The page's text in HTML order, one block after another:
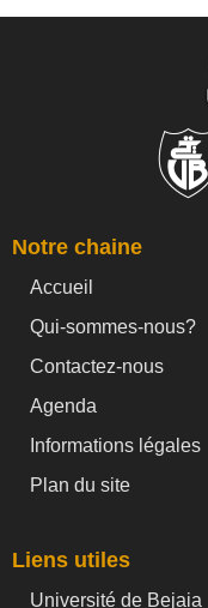
Notre chaine
Accueil
Qui-sommes-nous?
Contactez-nous
Agenda
Informations légales
Plan du site
Liens utiles
Université de Bejaia